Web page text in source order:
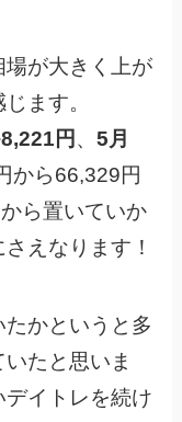
が大きく上が
ます。
円 、5月
から66,329円
ら置いていか
えなります！
かというと多
たと思いま
イトレを続け